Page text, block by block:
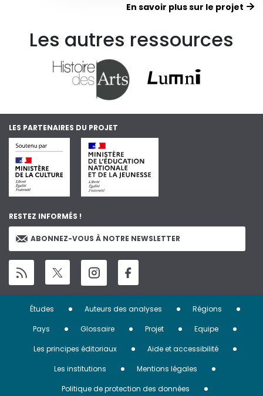
En savoir plus sur le projet
Les autres ressources
LES PARTENAIRES DU PROJET
RESTEZ INFORMÉS !
ABONNEZ-VOUS À NOTRE NEWSLETTER
Menu
Pied
page
Études Auteurs des analyses
Régions
Pays
Glossaire Projet
Equipe
Les principes éditoriaux
Aide et accessibilité
Les institutions
Mentions légales
Politique de protection des données